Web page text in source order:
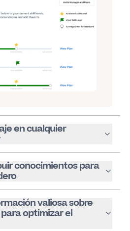
en cualquier
conocimientos para
valiosa sobre
optimizar el